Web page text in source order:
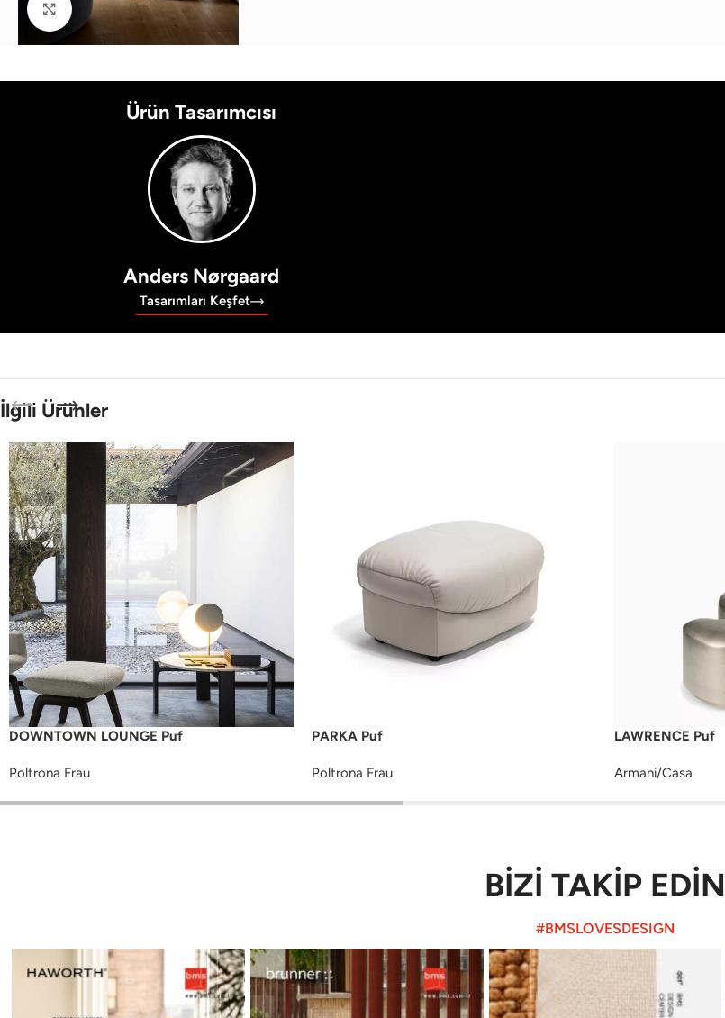
Büyütmek için tıklayın
Ürün Tasarımcısı
Anders Nørgaard
Tasarımları Keşfet
İlgili Ürünler
DOWNTOWN LOUNGE Puf
Poltrona Frau
PARKA Puf
Poltrona Frau
LAWRENCE Puf
Armani/Casa
BİZİ TAKİP EDİN
#BMSLOVESDESIGN